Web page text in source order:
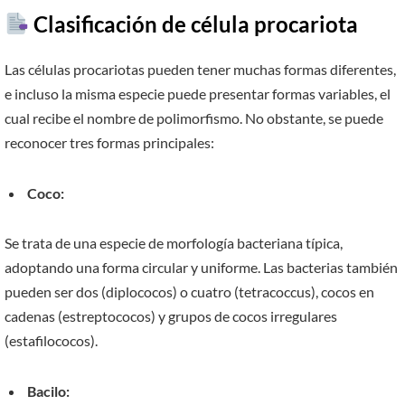
​ Clasificación de célula procariota
Las células procariotas pueden tener muchas formas diferentes,
e incluso la misma especie puede presentar formas variables, el
cual recibe el nombre de polimorfismo. No obstante, se puede
reconocer tres formas principales:
Coco:
Se trata de una especie de morfología bacteriana típica,
adoptando una forma circular y uniforme. Las bacterias también
pueden ser dos (diplococos) o cuatro (tetracoccus), cocos en
cadenas (estreptococos) y grupos de cocos irregulares
(estafilococos).
Bacilo: